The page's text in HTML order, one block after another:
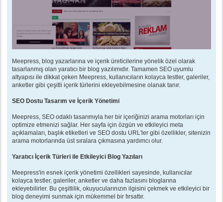
Meepress, blog yazarlarına ve içerik üreticilerine yönelik özel olarak
tasarlanmış olan yaratıcı bir blog yazılımıdır. Tamamen SEO uyumlu
altyapısı ile dikkat çeken Meepress, kullanıcıların kolayca testler, galeriler,
anketler gibi çeşitli içerik türlerini ekleyebilmesine olanak tanır.
SEO Dostu Tasarım ve İçerik Yönetimi
Meepress, SEO odaklı tasarımıyla her bir içeriğinizi arama motorları için
optimize etmenizi sağlar. Her sayfa için özgün ve etkileyici meta
açıklamaları, başlık etiketleri ve SEO dostu URL'ler gibi özellikler, sitenizin
arama motorlarında üst sıralara çıkmasına yardımcı olur.
Yaratıcı İçerik Türleri ile Etkileyici Blog Yazıları
Meepress'in esnek içerik yönetimi özellikleri sayesinde, kullanıcılar
kolayca testler, galeriler, anketler ve daha fazlasını bloglarına
ekleyebilirler. Bu çeşitlilik, okuyucularınızın ilgisini çekmek ve etkileyici bir
blog deneyimi sunmak için mükemmel bir fırsattır.